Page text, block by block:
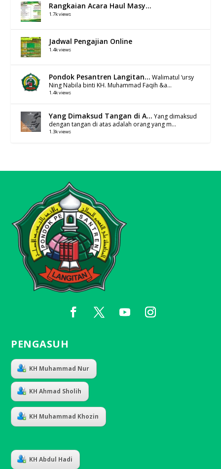
Rangkaian Acara Haul Masy...
1.7k views
Jadwal Pengajian Online
1.4k views
Pondok Pesantren Langitan... Walimatul ‘ursy
Ning Nabila binti KH. Muhammad Faqih &a...
1.4k views
Yang Dimaksud Tangan di A... Yang dimaksud
dengan tangan di atas adalah orang yang m...
1.3k views
PENGASUH
KH Muhammad Nur
KH Ahmad Sholih
KH Muhammad Khozin
KH Abdul Hadi